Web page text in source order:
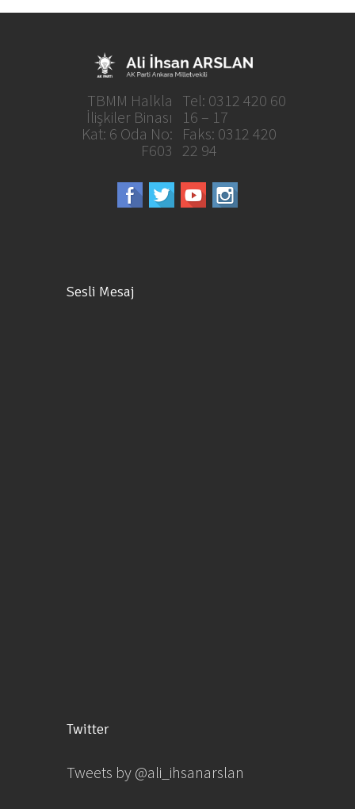
Tel: 0312 420 60
16 – 17
Faks: 0312 420
22 94
TBMM Halkla
İlişkiler Binası
Kat: 6 Oda No:
F603
Sesli Mesaj
Twitter
Tweets by @ali_ihsanarslan